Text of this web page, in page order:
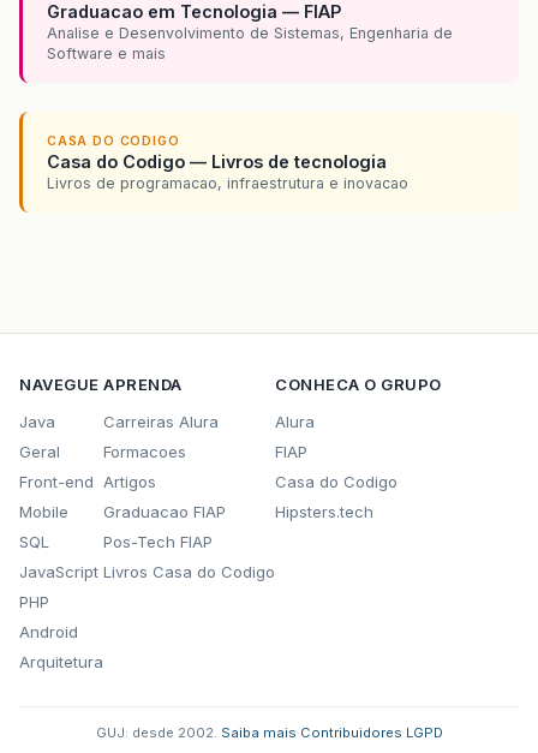
Graduacao em Tecnologia — FIAP
Analise e Desenvolvimento de Sistemas, Engenharia de
Software e mais
CASA DO CODIGO
Casa do Codigo — Livros de tecnologia
Livros de programacao, infraestrutura e inovacao
NAVEGUE
Java
Geral
Front-end
Mobile
SQL
JavaScript
PHP
Android
Arquitetura
APRENDA
Carreiras Alura
Formacoes
Artigos
Graduacao FIAP
Pos-Tech FIAP
Livros Casa do Codigo
CONHECA O GRUPO
Alura
FIAP
Casa do Codigo
Hipsters.tech
GUJ: desde 2002. Saiba mais Contribuidores LGPD